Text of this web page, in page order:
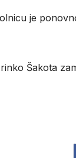
je
Šakota